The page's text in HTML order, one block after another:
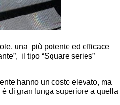
una più potente ed efficace
il tipo “Square series”
hanno un costo elevato, ma
di gran lunga superiore a quella